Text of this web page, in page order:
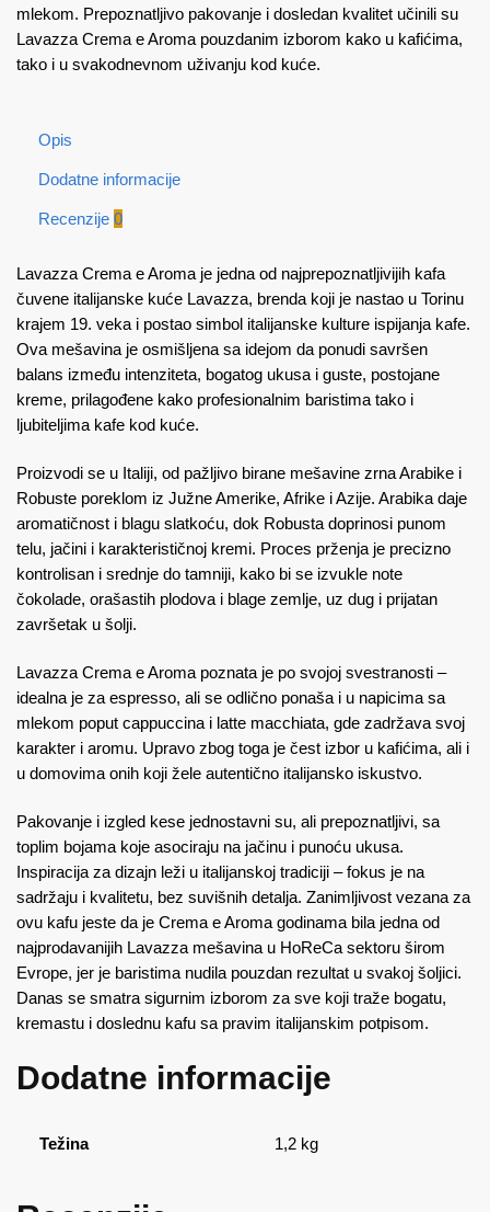
mlekom. Prepoznatljivo pakovanje i dosledan kvalitet učinili su
Lavazza Crema e Aroma pouzdanim izborom kako u kafićima,
tako i u svakodnevnom uživanju kod kuće.
Opis
Dodatne informacije
Recenzije 0
Lavazza Crema e Aroma je jedna od najprepoznatljivijih kafa
čuvene italijanske kuće Lavazza, brenda koji je nastao u Torinu
krajem 19. veka i postao simbol italijanske kulture ispijanja kafe.
Ova mešavina je osmišljena sa idejom da ponudi savršen
balans između intenziteta, bogatog ukusa i guste, postojane
kreme, prilagođene kako profesionalnim baristima tako i
ljubiteljima kafe kod kuće.
Proizvodi se u Italiji, od pažljivo birane mešavine zrna Arabike i
Robuste poreklom iz Južne Amerike, Afrike i Azije. Arabika daje
aromatičnost i blagu slatkoću, dok Robusta doprinosi punom
telu, jačini i karakterističnoj kremi. Proces prženja je precizno
kontrolisan i srednje do tamniji, kako bi se izvukle note
čokolade, orašastih plodova i blage zemlje, uz dug i prijatan
završetak u šolji.
Lavazza Crema e Aroma poznata je po svojoj svestranosti –
idealna je za espresso, ali se odlično ponaša i u napicima sa
mlekom poput cappuccina i latte macchiata, gde zadržava svoj
karakter i aromu. Upravo zbog toga je čest izbor u kafićima, ali i
u domovima onih koji žele autentično italijansko iskustvo.
Pakovanje i izgled kese jednostavni su, ali prepoznatljivi, sa
toplim bojama koje asociraju na jačinu i punoću ukusa.
Inspiracija za dizajn leži u italijanskoj tradiciji – fokus je na
sadržaju i kvalitetu, bez suvišnih detalja. Zanimljivost vezana za
ovu kafu jeste da je Crema e Aroma godinama bila jedna od
najprodavanijih Lavazza mešavina u HoReCa sektoru širom
Evrope, jer je baristima nudila pouzdan rezultat u svakoj šoljici.
Danas se smatra sigurnim izborom za sve koji traže bogatu,
kremastu i doslednu kafu sa pravim italijanskim potpisom.
Dodatne informacije
Težina 1,2 kg